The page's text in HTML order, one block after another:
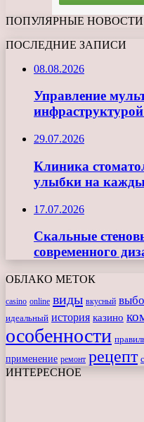
ПОПУЛЯРНЫЕ НОВОСТИ
ПОСЛЕДНИЕ ЗАПИСИ
08.08.2026
Управление
29.07.2026
Клиника
улыбки на
17.07.2026
Скальные
современного
ОБЛАКО МЕТОК
casino online виды вкусный
идеальный история казино
особенности
применение ремонт рецепт
ИНТЕРЕСНОЕ